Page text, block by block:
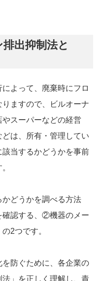
出抑制法と
よって、廃棄時にフロ
ますので、ビルオーナ
スーパーなどの経営
は、所有・管理してい
当するかどうかを事前
かどうかを調べる方法
認する、②機器のメー
2つです。
防ぐために、各企業の
」を正しく理解し、責